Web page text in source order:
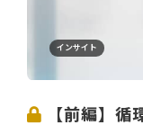
インサイト
【前編】循